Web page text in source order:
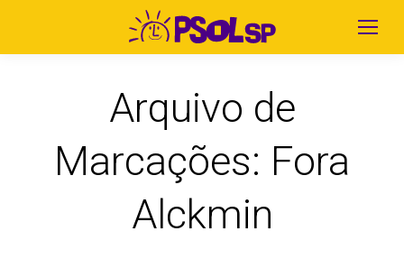
Arquivo de
Marcações: Fora
Alckmin